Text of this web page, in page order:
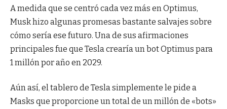
A medida que se centró cada vez más en Optimus,
Musk hizo algunas promesas bastante salvajes sobre
cómo sería ese futuro. Una de sus afirmaciones
principales fue que Tesla crearía un bot Optimus para
1 millón por año en 2029.
Aún así, el tablero de Tesla simplemente le pide a
Masks que proporcione un total de un millón de «bots»